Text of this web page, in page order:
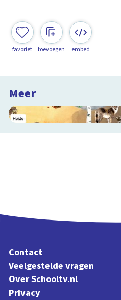
favoriet toevoegen embed
Meer
Contact
Veelgestelde vragen
Over Schooltv.nl
Privacy